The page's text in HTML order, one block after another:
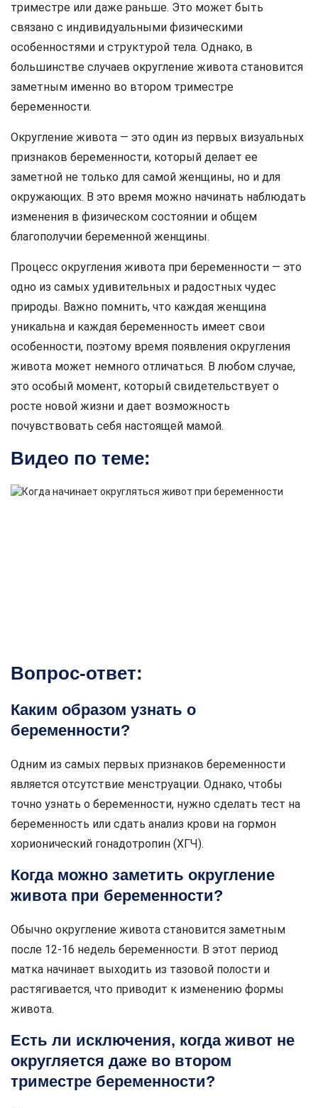
триместре или даже раньше. Это может быть
связано с индивидуальными физическими
особенностями и структурой тела. Однако, в
большинстве случаев округление живота становится
заметным именно во втором триместре
беременности.
Округление живота — это один из первых визуальных
признаков беременности, который делает ее
заметной не только для самой женщины, но и для
окружающих. В это время можно начинать наблюдать
изменения в физическом состоянии и общем
благополучии беременной женщины.
Процесс округления живота при беременности — это
одно из самых удивительных и радостных чудес
природы. Важно помнить, что каждая женщина
уникальна и каждая беременность имеет свои
особенности, поэтому время появления округления
живота может немного отличаться. В любом случае,
это особый момент, который свидетельствует о
росте новой жизни и дает возможность
почувствовать себя настоящей мамой.
Видео по теме:
Вопрос-ответ:
Каким образом узнать о
беременности?
Одним из самых первых признаков беременности
является отсутствие менструации. Однако, чтобы
точно узнать о беременности, нужно сделать тест на
беременность или сдать анализ крови на гормон
хорионический гонадотропин (ХГЧ).
Когда можно заметить округление
живота при беременности?
Обычно округление живота становится заметным
после 12-16 недель беременности. В этот период
матка начинает выходить из тазовой полости и
растягивается, что приводит к изменению формы
живота.
Есть ли исключения, когда живот не
округляется даже во втором
триместре беременности?